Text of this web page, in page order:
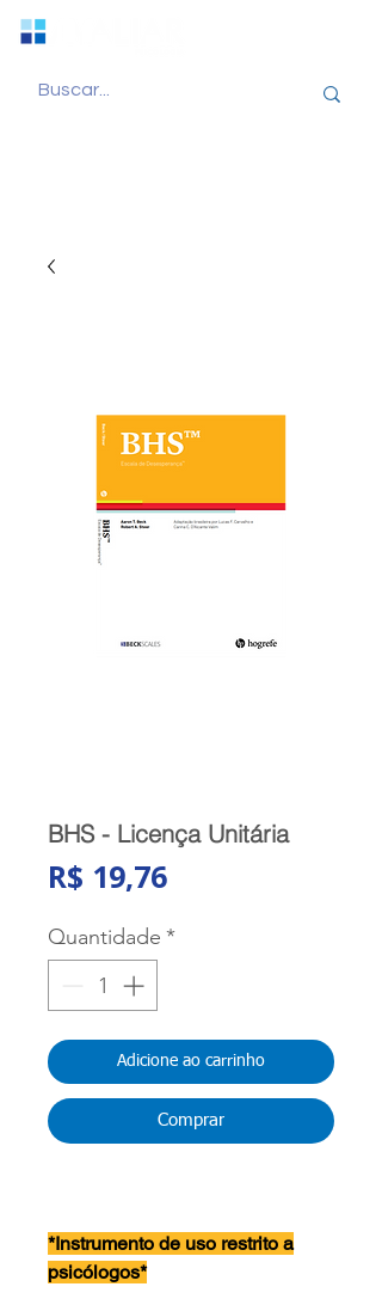
BHS - Licença Unitária
R$ 19,76Preço
Quantidade *
Adicione ao carrinho
Comprar
*Instrumento de uso restrito a
psicólogos*